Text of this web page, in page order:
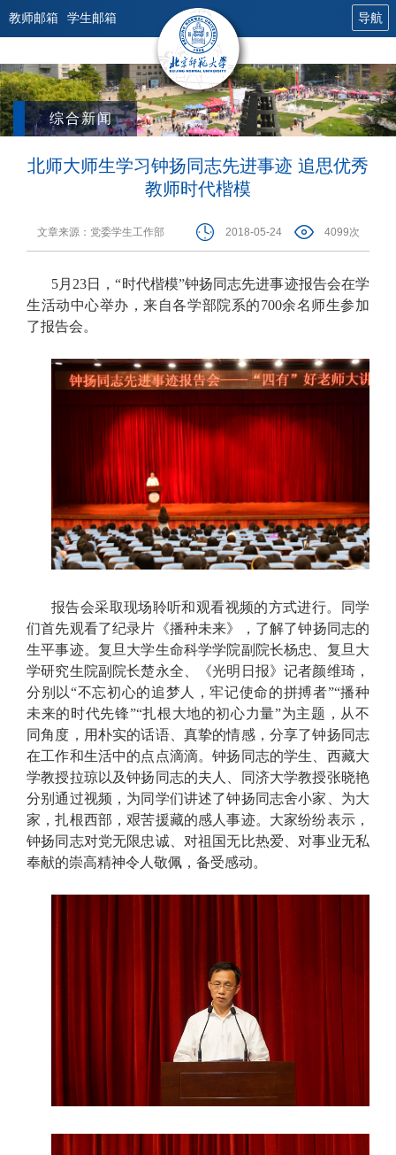
教师邮箱 学生邮箱 导航
综合新闻
北师大师生学习钟扬同志先进事迹 追思优秀
教师时代楷模
文章来源：党委学生工作部 2018-05-24 4099次
5月23日，“时代楷模”钟扬同志先进事迹报告会在学
生活动中心举办，来自各学部院系的700余名师生参加
了报告会。
报告会采取现场聆听和观看视频的方式进行。同学
们首先观看了纪录片《播种未来》， 了解了钟扬同志的
生平事迹。复旦大学生命科学学院副院长杨忠、复旦大
学研究生院副院长楚永全、《光明日报》记者颜维琦，
分别以“不忘初心的追梦人，牢记使命的拼搏者”“播种
未来的时代先锋”“扎根大地的初心力量”为主题，从不
同角度，用朴实的话语、真挚的情感，分享了钟扬同志
在工作和生活中的点点滴滴。钟扬同志的学生、西藏大
学教授拉琼以及钟扬同志的夫人、同济大学教授张晓艳
分别通过视频，为同学们讲述了钟扬同志舍小家、为大
家，扎根西部，艰苦援藏的感人事迹。大家纷纷表示，
钟扬同志对党无限忠诚、对祖国无比热爱、对事业无私
奉献的崇高精神令人敬佩，备受感动。